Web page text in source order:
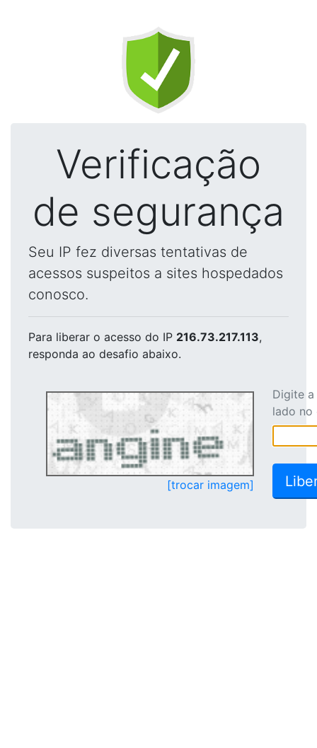
Verificação
de segurança
Seu IP fez diversas tentativas de
acessos suspeitos a sites hospedados
conosco.
Para liberar o acesso do IP 216.73.217.113,
responda ao desafio abaixo.
[trocar imagem]
Digite
lado no